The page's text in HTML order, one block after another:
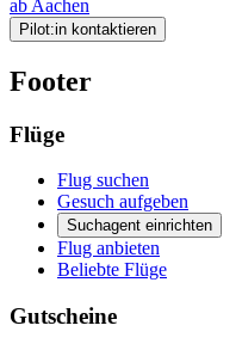
ab Aachen
Pilot:in kontaktieren
Footer
Flüge
Flug suchen
Gesuch aufgeben
Suchagent einrichten
Flug anbieten
Beliebte Flüge
Gutscheine